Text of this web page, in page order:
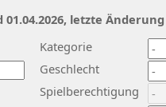
Kategorie
Geschlecht
Spielberechtigung
01.04.2026, letzte